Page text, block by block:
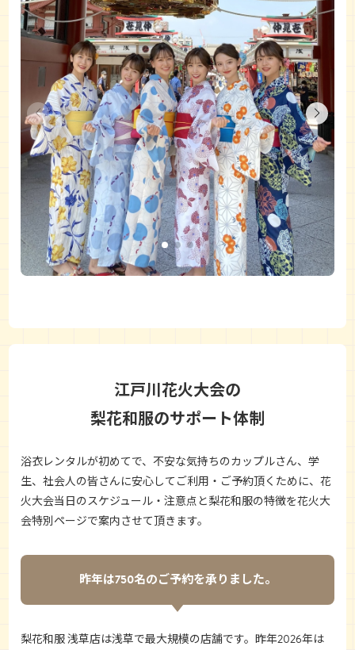
江戸川花火大会の
梨花和服のサポート体制
浴衣レンタルが初めてで、不安な気持ちのカップルさん、学
生、社会人の皆さんに安心してご利用・ご予約頂くために、花
火大会当日のスケジュール・注意点と梨花和服の特徴を花火大
会特別ページで案内させて頂きます。
昨年は750名のご予約を承りました。
梨花和服 浅草店は浅草で最大規模の店舗です。昨年2026年は